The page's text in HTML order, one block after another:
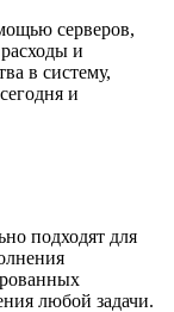
серверов,
и
в систему,
и
подходят для
любой задачи.